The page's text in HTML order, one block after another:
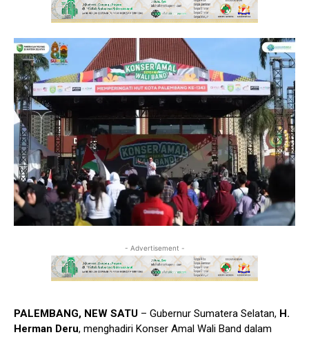
- Advertisement -
PALEMBANG, NEW SATU – Gubernur Sumatera Selatan, H.
Herman Deru, menghadiri Konser Amal Wali Band dalam